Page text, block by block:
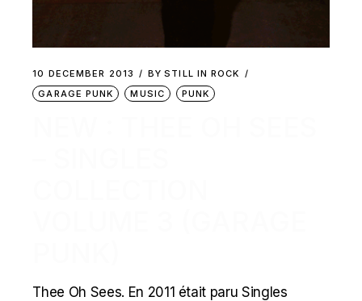
10 DECEMBER 2013 BY STILL IN ROCK
GARAGE PUNK
MUSIC PUNK
Thee Oh Sees. En 2011 était paru Singles